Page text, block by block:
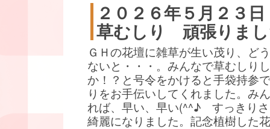
２０２６年５月２３日
草むしり 頑張りま
ＧＨの花壇に雑草が生い茂り、ど
ないと・・・。みんなで草むしり
か！？と号令をかけると手袋持参
りをお手伝いしてくれました。み
れば、早い、早い(^^♪ すっきり
綺麗になりました。記念植樹した